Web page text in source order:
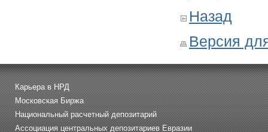
Назад
Версия
Карьера в НРД
Московская Биржа
Национальный расчетный депозитарий
Ассоциация центральных депозитариев Евразии